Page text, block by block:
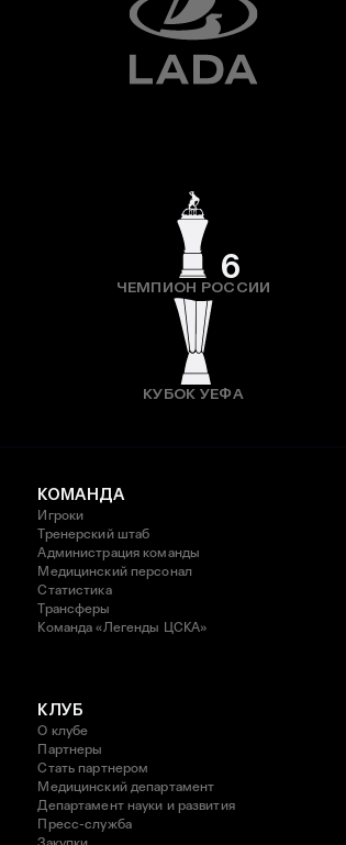
6
ЧЕМПИОН РОССИИ
КУБОК УЕФА
КОМАНДА
Игроки
Тренерский штаб
Администрация команды
Медицинский персонал
Статистика
Трансферы
Команда «Легенды ЦСКА»
КЛУБ
О клубе
Партнеры
Стать партнером
Медицинский департамент
Департамент науки и развития
Пресс-служба